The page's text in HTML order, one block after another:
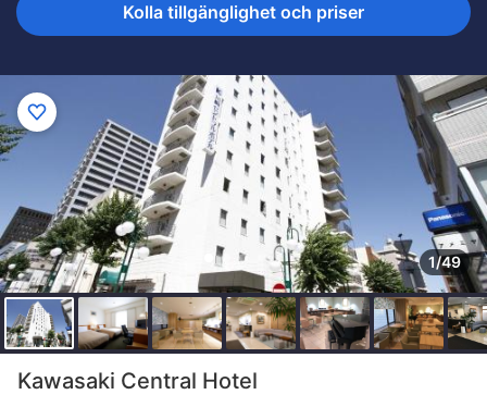
Kolla tillgänglighet och priser
1/49
Kawasaki Central Hotel